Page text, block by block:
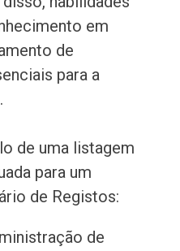
em
de
para a
de uma listagem
para um
de Registos:
de